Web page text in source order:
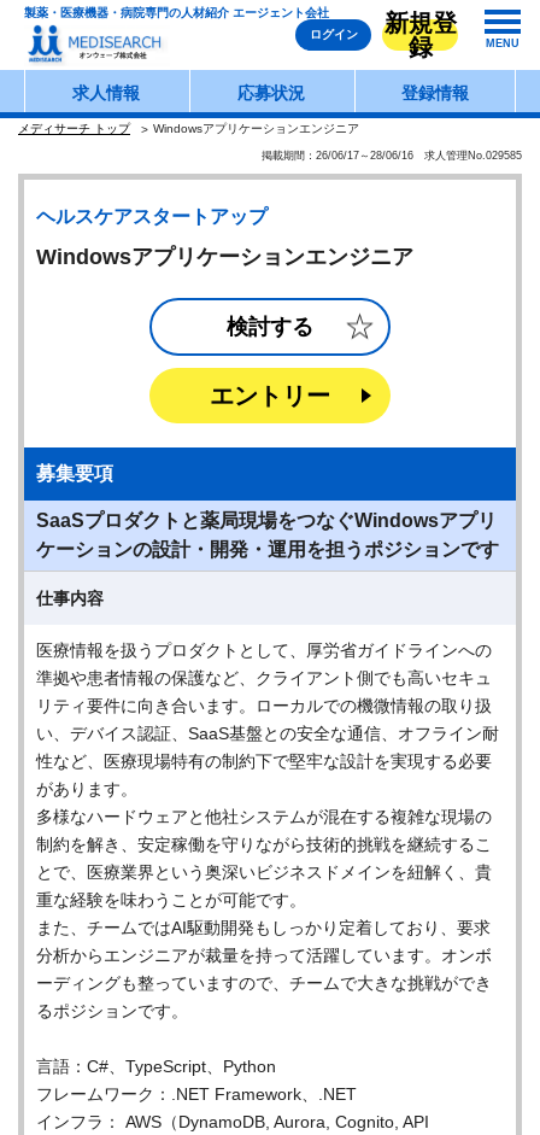
製薬・医療機器・病院専門の人材紹介 エージェント会社
ログイン
新規登
録
MENU
求人情報 応募状況 登録情報
メディサーチ トップ Windowsアプリケーションエンジニア
掲載期間：26/06/17～28/06/16 求人管理No.029585
ヘルスケアスタートアップ
Windowsアプリケーションエンジニア
検討する
エントリー
募集要項
SaaSプロダクトと薬局現場をつなぐWindowsアプリ
ケーションの設計・開発・運用を担うポジションです
仕事内容
医療情報を扱うプロダクトとして、厚労省ガイドラインへの
準拠や患者情報の保護など、クライアント側でも高いセキュ
リティ要件に向き合います。ローカルでの機微情報の取り扱
い、デバイス認証、SaaS基盤との安全な通信、オフライン耐
性など、医療現場特有の制約下で堅牢な設計を実現する必要
があります。
多様なハードウェアと他社システムが混在する複雑な現場の
制約を解き、安定稼働を守りながら技術的挑戦を継続するこ
とで、医療業界という奥深いビジネスドメインを紐解く、貴
重な経験を味わうことが可能です。
また、チームではAI駆動開発もしっかり定着しており、要求
分析からエンジニアが裁量を持って活躍しています。オンボ
ーディングも整っていますので、チームで大きな挑戦ができ
るポジションです。
言語：C#、TypeScript、Python
フレームワーク：.NET Framework、.NET
インフラ： AWS（DynamoDB, Aurora, Cognito, API